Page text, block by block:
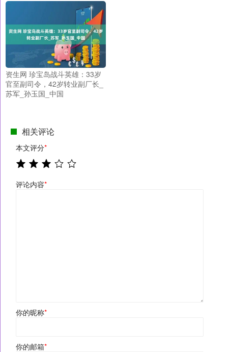
资生网 珍宝岛战斗英雄：33岁
官至副司令，42岁转业副厂长_
苏军_孙玉国_中国
相关评论
本文评分*
评论内容*
你的昵称*
你的邮箱*